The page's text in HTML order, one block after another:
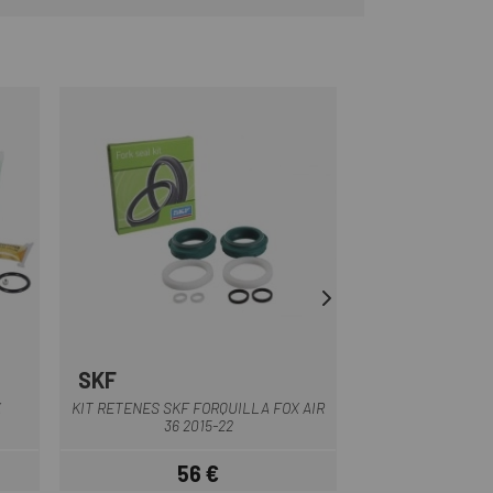
SKF
KIT RETENES SKF FORQUILLA FOX AIR
36 2015-22
Preu
56 €